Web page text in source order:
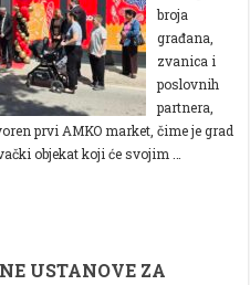
broja
građana,
zvanica i
poslovnih
partnera,
prvi AMKO market, čime je grad
objekat koji će svojim …
USTANOVE ZA